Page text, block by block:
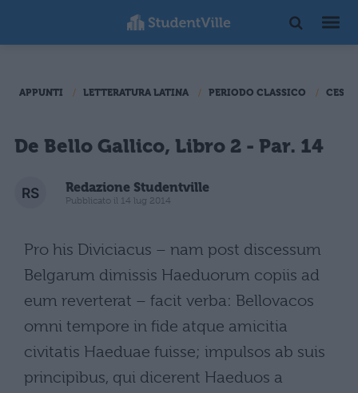
APPUNTI LETTERATURA LATINA PERIODO CLASSICO
De Bello Gallico, Libro 2 - Par. 14
Redazione Studentville
Pubblicato il 14 lug 2014
Pro his Diviciacus – nam post discessum
Belgarum dimissis Haeduorum copiis ad
eum reverterat – facit verba: Bellovacos
omni tempore in fide atque amicitia
civitatis Haeduae fuisse; impulsos ab suis
principibus, qui dicerent Haeduos a